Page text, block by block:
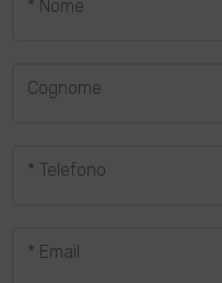
* Nome
Cognome
* Telefono
* Email